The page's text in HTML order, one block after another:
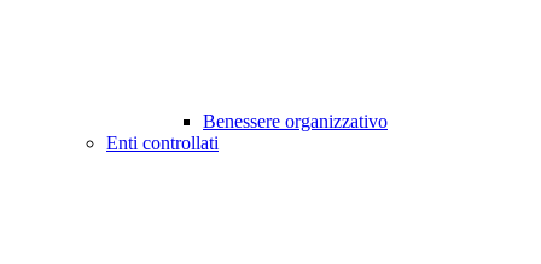
Benessere organizzativo
Enti controllati